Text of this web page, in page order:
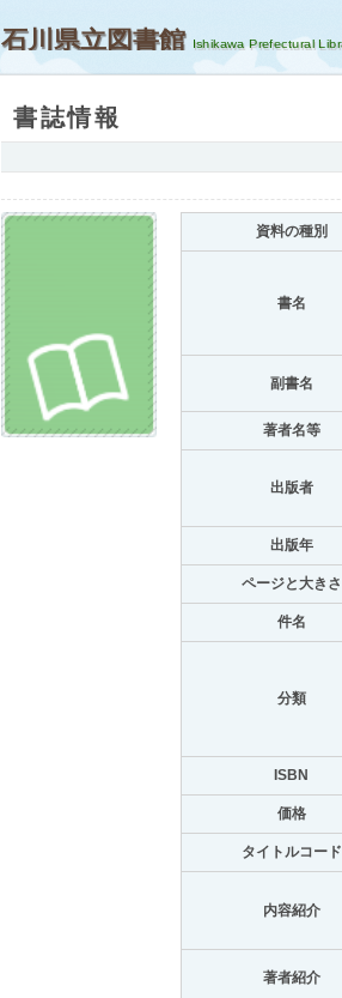
石川県立図書館
書誌情報
資料の種別
書名
副書名
著者名等
出版者
出版年
ページと大きさ
件名
分類
ISBN
価格
タイトルコード
内容紹介
著者紹介